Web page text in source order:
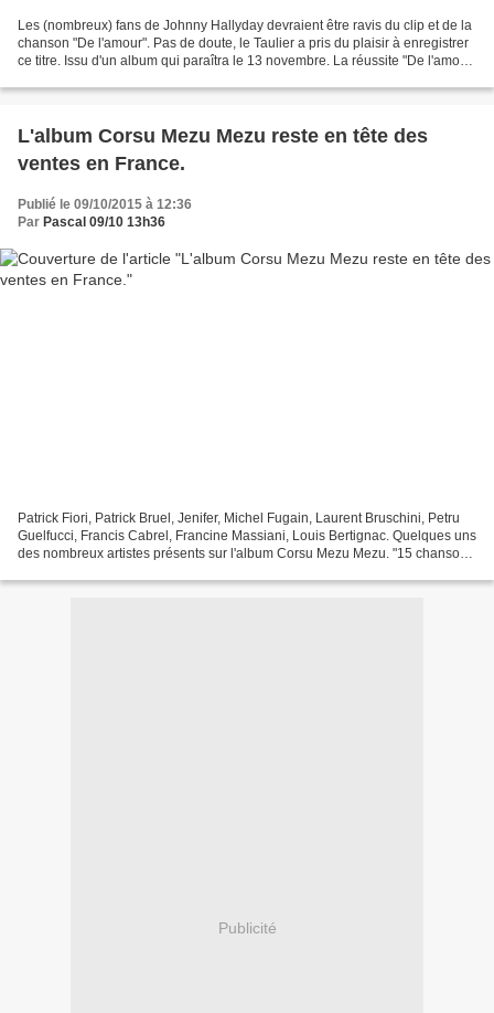
Les (nombreux) fans de Johnny Hallyday devraient être ravis du clip et de la
chanson "De l'amour". Pas de doute, le Taulier a pris du plaisir à enregistrer
ce titre. Issu d'un album qui paraîtra le 13 novembre. La réussite "De l'amour"
L'album Corsu Mezu Mezu reste en tête des
ventes en France.
Publié le 09/10/2015 à 12:36
Par Pascal 09/10 13h36
Patrick Fiori, Patrick Bruel, Jenifer, Michel Fugain, Laurent Bruschini, Petru
Guelfucci, Francis Cabrel, Francine Massiani, Louis Bertignac. Quelques uns
des nombreux artistes présents sur l'album Corsu Mezu Mezu. "15 chansons
Publicité